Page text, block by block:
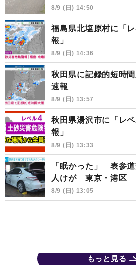
8/9 (日) 14:50
福島県北塩原村に「
報」
8/9 (日) 14:36
秋田県に記録的短時
速報
8/9 (日) 13:57
秋田県湯沢市に「レ
報」
8/9 (日) 13:33
「眠かった」 表参
人けが 東京・港区
8/9 (日) 13:05
もっと見る